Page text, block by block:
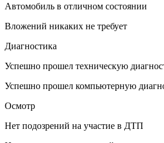
Автомобиль в отличном состоянии
Вложений никаких не требует
Диагностика
Успешно прошел техническую
Успешно прошел компьютерную
Осмотр
Нет подозрений на участие в ДТП